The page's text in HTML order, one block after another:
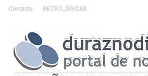
Contacto NECROLÓGICAS